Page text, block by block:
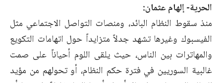
الحرية- إلهام عثمان:
منذ سقوط النظام البائد، ومنصات التواصل الاجتماعي مثل
الفيسبوك وغيرها تشهد جدلاً متزايداً حول اتهامات التكويع
والمهاترات بين الناس، حيث يلقى اللوم أحياناً على صمت
غالبية السوريين في فترة حكم النظام، أو تحولهم من مؤيد